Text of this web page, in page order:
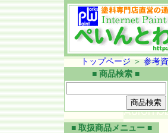
トップページ ＞ 参考
■ 商品検索 ■
■ 取扱商品メニュー ■